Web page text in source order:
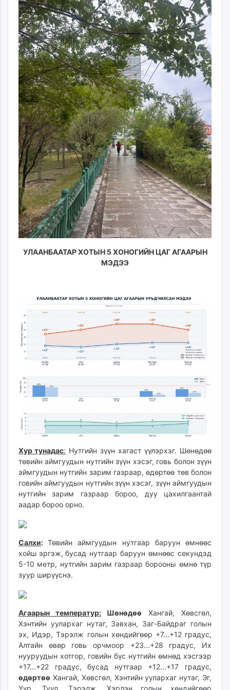
ikon.mn
mnb.mn
Livetv.mn
Eguur.mn
24tsag.mn
shuud.mn
eagle.mn
ergelt.mn
zarig.mn
today.mn
zuv.mn
mminfo.mn
ugluu.mn
urlag.mn
unen.mn
asu.mn
shudarga.mn
shuurhai.mn
unuudur.mn
isee.mn
tumen.mn
shuum.mn
times.mn
tvmongolia.mn
mass.mn
unegui.mn
assa.mn
toim.mn
paparazzi.mn
unread.today
УЛААНБААТАР ХОТЫН 5 ХОНОГИЙН ЦАГ АГААРЫН
МЭДЭЭ
Хур тунадас: Нутгийн зүүн хагаст үүлэрхэг. Шөнөдөө
төвийн аймгуудын нутгийн зүүн хэсэг, говь болон зүүн
аймгуудын нутгийн зарим газраар, өдөртөө төв болон
говийн аймгуудын нутгийн зүүн хэсэг, зүүн аймгуудын
нутгийн зарим газраар бороо, дуу цахилгаантай
аадар бороо орно.
Салхи: Төвийн аймгуудын нутгаар баруун өмнөөс
хойш эргэж, бусад нутгаар баруун өмнөөс секундэд
5-10 метр, нутгийн зарим газраар борооны өмнө түр
зуур ширүүснэ.
Агаарын температур: Шөнөдөө Хангай, Хөвсгөл,
Хэнтийн уулархаг нутаг, Завхан, Заг-Байдраг голын
эх, Идэр, Тэрэлж голын хөндийгөөр +7...+12 градус,
Алтайн өвөр говь орчмоор +23...+28 градус, Их
нууруудын хотгор, говийн бүс нутгийн өмнөд хэсгээр
+17...+22 градус, бусад нутгаар +12...+17 градус,
өдөртөө Хангай, Хөвсгөл, Хэнтийн уулархаг нутаг, Эг,
Үүр, Туул, Тэрэлж, Хэрлэн голын хөндийгөөр